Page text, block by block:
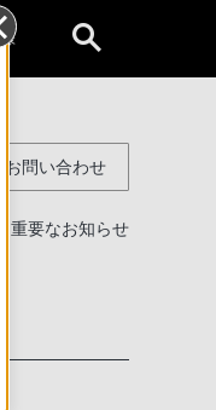
様
問い合わせ
重要なお知らせ